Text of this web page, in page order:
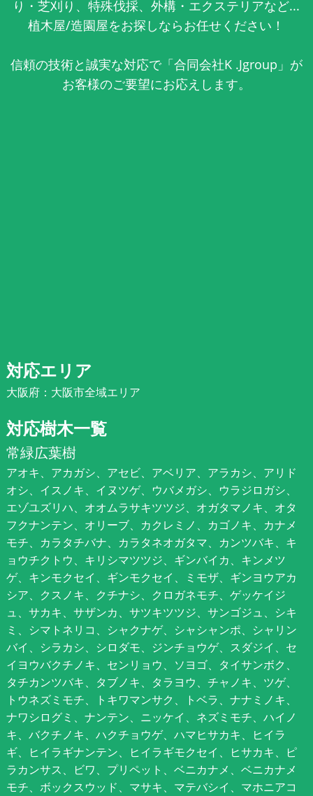
り・芝刈り、特殊伐採、外構・エクステリアなど...
植木屋/造園屋をお探しならお任せください！
信頼の技術と誠実な対応で「合同会社K .Jgroup」が
お客様のご要望にお応えします。
対応エリア
大阪府：大阪市全域エリア
対応樹木一覧
常緑広葉樹
アオキ、アカガシ、アセビ、アベリア、アラカシ、アリド
オシ、イスノキ、イヌツゲ、ウバメガシ、ウラジロガシ、
エゾユズリハ、オオムラサキツツジ、オガタマノキ、オタ
フクナンテン、オリーブ、カクレミノ、カゴノキ、カナメ
モチ、カラタチバナ、カラタネオガタマ、カンツバキ、キ
ョウチクトウ、キリシマツツジ、ギンバイカ、キンメツ
ゲ、キンモクセイ、ギンモクセイ、ミモザ、ギンヨウアカ
シア、クスノキ、クチナシ、クロガネモチ、ゲッケイジ
ュ、サカキ、サザンカ、サツキツツジ、サンゴジュ、シキ
ミ、シマトネリコ、シャクナゲ、シャシャンポ、シャリン
バイ、シラカシ、シロダモ、ジンチョウゲ、スダジイ、セ
イヨウバクチノキ、センリョウ、ソヨゴ、タイサンボク、
タチカンツバキ、タブノキ、タラヨウ、チャノキ、ツゲ、
トウネズミモチ、トキワマンサク、トベラ、ナナミノキ、
ナワシログミ、ナンテン、ニッケイ、ネズミモチ、ハイノ
キ、バクチノキ、ハクチョウゲ、ハマヒサカキ、ヒイラ
ギ、ヒイラギナンテン、ヒイラギモクセイ、ヒサカキ、ピ
ラカンサス、ビワ、プリペット、ベニカナメ、ベニカナメ
モチ、ボックスウッド、マサキ、マテバシイ、マホニアコ